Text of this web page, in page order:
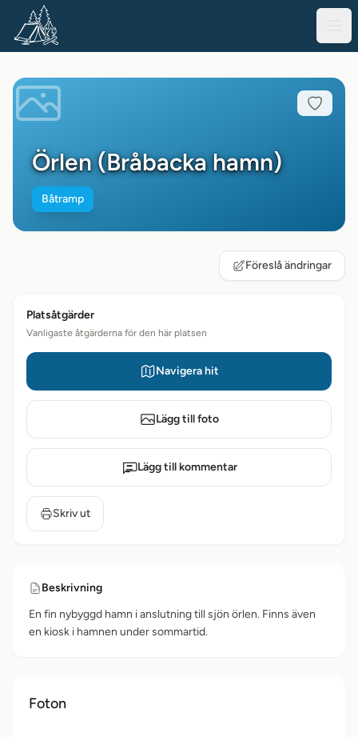
Örlen (Bråbacka hamn)
Båtramp
Föreslå ändringar
Platsåtgärder
Vanligaste åtgärderna för den här platsen
Navigera hit
Lägg till foto
Lägg till kommentar
Skriv ut
Beskrivning
En fin nybyggd hamn i anslutning till sjön örlen. Finns även
en kiosk i hamnen under sommartid.
Foton